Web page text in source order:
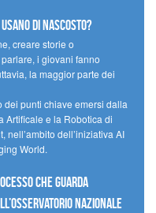
di nascosto?
creare storie o
i giovani fanno
la maggior parte dei
dei punti chiave emersi dalla
Artificale e la Robotica di
nell’ambito dell’iniziativa AI
World.
che guarda
Nazionale